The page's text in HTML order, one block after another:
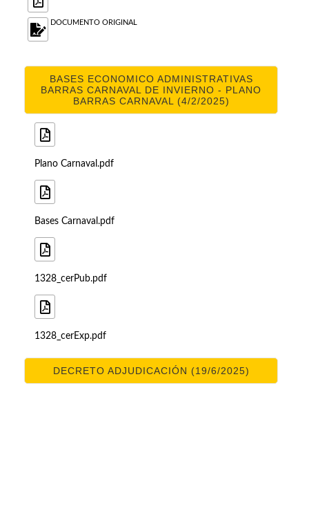
DOCUMENTO ORIGINAL
BASES ECONOMICO ADMINISTRATIVAS
BARRAS CARNAVAL DE INVIERNO - PLANO
BARRAS CARNAVAL (4/2/2025)
Plano Carnaval.pdf
Bases Carnaval.pdf
1328_cerPub.pdf
1328_cerExp.pdf
DECRETO ADJUDICACIÓN (19/6/2025)